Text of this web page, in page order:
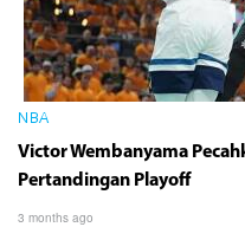
NBA
Victor Wembanyama
Pertandingan Playoff
3 months ago